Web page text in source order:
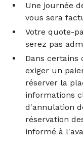
Une journée
vous sera
Votre quote-
serez pas
Dans certains
exiger un
réserver la
informations
d'annulation
réservation
informé à